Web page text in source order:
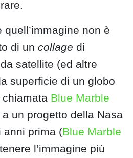
non è
di un collage di
satellite (ed altre
superficie di un globo
Blue Marble
un progetto della Nasa
anni prima (Blue Marble
l’immagine più